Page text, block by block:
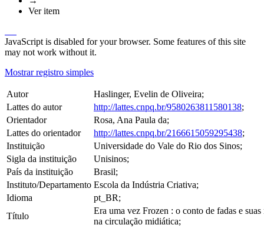
Ver item
JavaScript is disabled for your browser. Some features of this site
may not work without it.
Mostrar registro simples
Autor
Haslinger, Evelin de Oliveira;
Lattes do autor
http://lattes.cnpq.br/9580263811580138;
Orientador
Rosa, Ana Paula da;
Lattes do orientador
http://lattes.cnpq.br/2166615059295438;
Instituição
Universidade do Vale do Rio dos Sinos;
Sigla da instituição
Unisinos;
País da instituição
Brasil;
Instituto/Departamento Escola da Indústria Criativa;
Idioma
pt_BR;
Título
Era uma vez Frozen : o conto de fadas e
na circulação midiática;